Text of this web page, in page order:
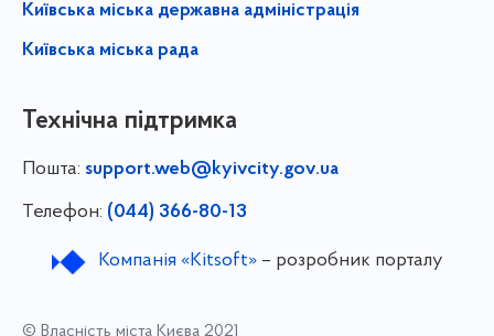
Київська міська державна адміністрація
Київська міська рада
Технічна підтримка
Пошта: support.web@kyivcity.gov.ua
Телефон: (044) 366-80-13
Компанія «Kitsoft»– розробник порталу
© Власність міста Києва 2021